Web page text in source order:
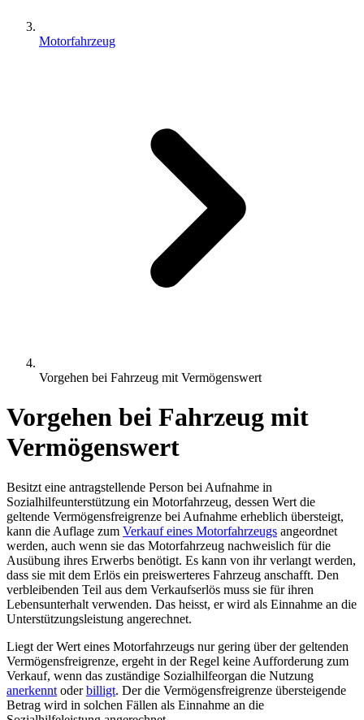
Motorfahrzeug
Vorgehen bei Fahrzeug mit Vermögenswert
Vorgehen bei Fahrzeug mit
Vermögenswert
Besitzt eine antragstellende Person bei Aufnahme in
Sozialhilfeunterstützung ein Motorfahrzeug, dessen Wert die
geltende Vermögensfreigrenze bei Aufnahme erheblich übersteigt,
kann die Auflage zum Verkauf eines Motorfahrzeugs angeordnet
werden, auch wenn sie das Motorfahrzeug nachweislich für die
Ausübung ihres Erwerbs benötigt. Es kann von ihr verlangt werden,
dass sie mit dem Erlös ein preiswerteres Fahrzeug anschafft. Den
verbleibenden Teil aus dem Verkaufserlös muss sie für ihren
Lebensunterhalt verwenden. Das heisst, er wird als Einnahme an die
Unterstützungsleistung angerechnet.
Liegt der Wert eines Motorfahrzeugs nur gering über der geltenden
Vermögensfreigrenze, ergeht in der Regel keine Aufforderung zum
Verkauf, wenn das zuständige Sozialhilfeorgan die Nutzung
anerkennt oderbilligt. Der die Vermögensfreigrenze übersteigende
Betrag wird in solchen Fällen als Einnahme an die